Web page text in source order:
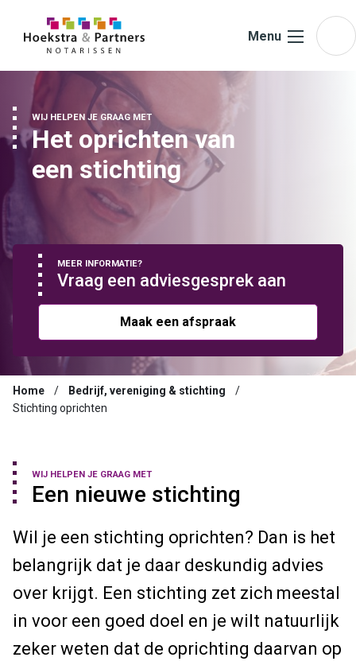
Menu
Het oprichten van
een stichting
WIJ HELPEN JE GRAAG MET
Vraag een adviesgesprek aan
MEER INFORMATIE?
Maak een afspraak
Home
Bedrijf, vereniging & stichting
Stichting oprichten
Een nieuwe stichting
WIJ HELPEN JE GRAAG MET
Wil je een stichting oprichten? Dan is het
belangrijk dat je daar deskundig advies
over krijgt. Een stichting zet zich meestal
in voor een goed doel en je wilt natuurlijk
zeker weten dat de oprichting daarvan op